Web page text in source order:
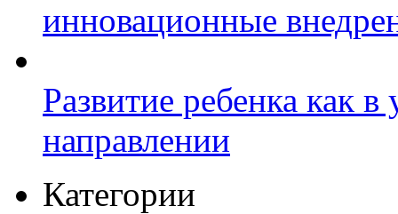
инновационные
Развитие ребенка как
направлении
Категории